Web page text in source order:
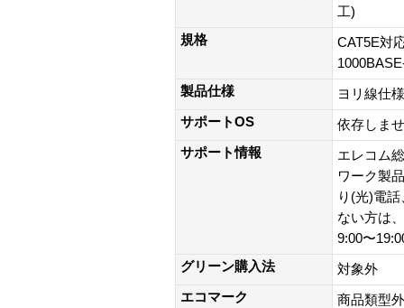
工)
規格
CAT5E対
製品仕様
ヨリ線仕様
サポートOS
依存しま
サポート情報
エレコム
ワーク製
り(光)電
ない方は
9:00〜
グリーン購入法
対象外
エコマーク
商品類型外